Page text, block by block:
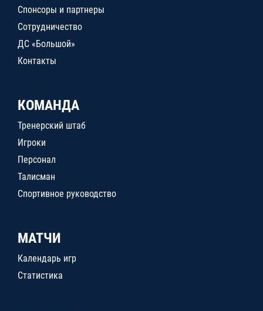
Спонсоры и партнеры
Сотрудничество
ДС «Большой»
Контакты
КОМАНДА
Тренерский штаб
Игроки
Персонал
Талисман
Спортивное руководство
МАТЧИ
Календарь игр
Статистика